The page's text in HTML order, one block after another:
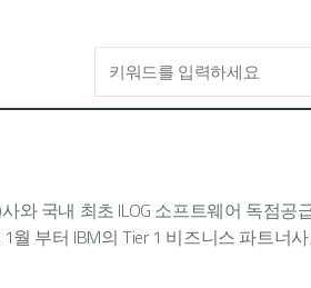
와 국내 최초 ILOG 소프트웨어 독점공
월 부터 IBM의 Tier 1 비즈니스 파트너